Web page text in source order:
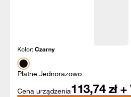
Kolor:Czarny
Płatne Jednorazowo
Cena urządzenia113,74 zł